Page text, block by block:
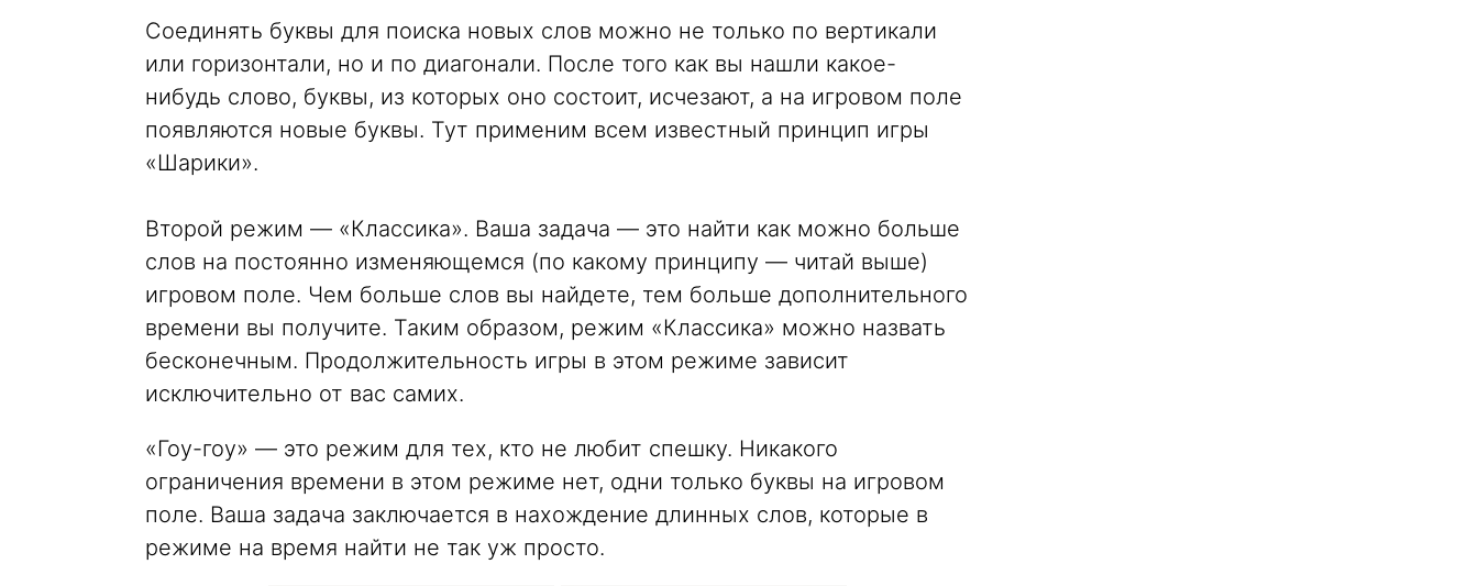
Соединять буквы для поиска новых слов можно не только по вертикали
или горизонтали, но и по диагонали. После того как вы нашли какое-
нибудь слово, буквы, из которых оно состоит, исчезают, а на игровом поле
появляются новые буквы. Тут применим всем известный принцип игры
«Шарики».
Второй режим — «Классика». Ваша задача — это найти как можно больше
слов на постоянно изменяющемся (по какому принципу — читай выше)
игровом поле. Чем больше слов вы найдете, тем больше дополнительного
времени вы получите. Таким образом, режим «Классика» можно назвать
бесконечным. Продолжительность игры в этом режиме зависит
исключительно от вас самих.
«Гоу-гоу» — это режим для тех, кто не любит спешку. Никакого
ограничения времени в этом режиме нет, одни только буквы на игровом
поле. Ваша задача заключается в нахождение длинных слов, которые в
режиме на время найти не так уж просто.